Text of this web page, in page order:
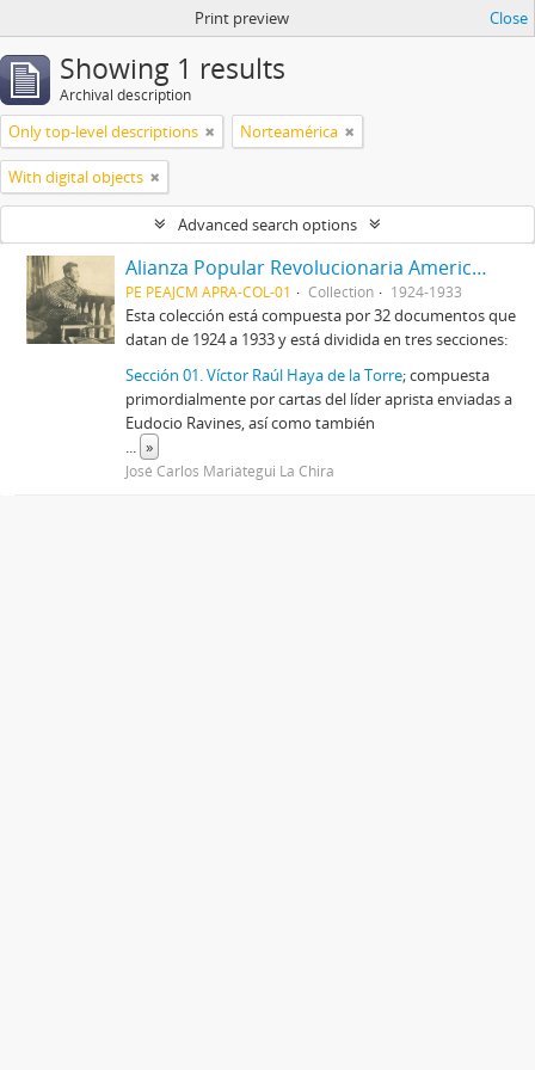
Print preview Close
Showing 1 results
Archival description
Only top-level descriptions Norteamérica
With digital objects
Advanced search options
Alianza Popular Revolucionaria Americana-APRA (Colección)
PE PEAJCM APRA-COL-01 Collection 1924-1933
Esta colección está compuesta por 32 documentos que
datan de 1924 a 1933 y está dividida en tres secciones:
Sección 01. Víctor Raúl Haya de la Torre; compuesta
primordialmente por cartas del líder aprista enviadas a
Eudocio Ravines, así como también
... »
José Carlos Mariátegui La Chira